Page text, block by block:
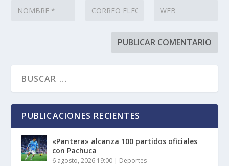
PUBLICACIONES RECIENTES
«Pantera» alcanza 100 partidos oficiales
con Pachuca
6 agosto, 2026 19:00 Deportes